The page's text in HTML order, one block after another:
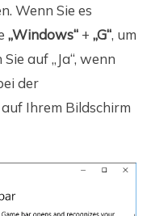
Wenn Sie es
„Windows“+ „G“, um
auf „Ja“, wenn
der
Ihrem Bildschirm